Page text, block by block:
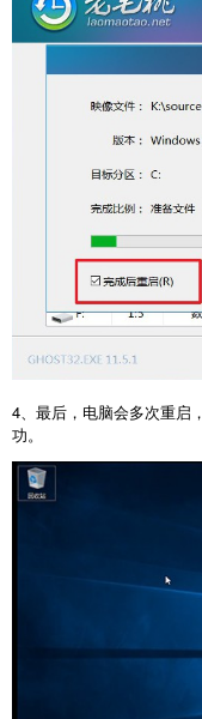
4、最后，电脑会多次重启
功。